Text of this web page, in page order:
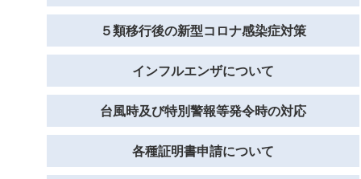
５類移行後の新型コロナ感染症対策
インフルエンザについて
台風時及び特別警報等発令時の対応
各種証明書申請について